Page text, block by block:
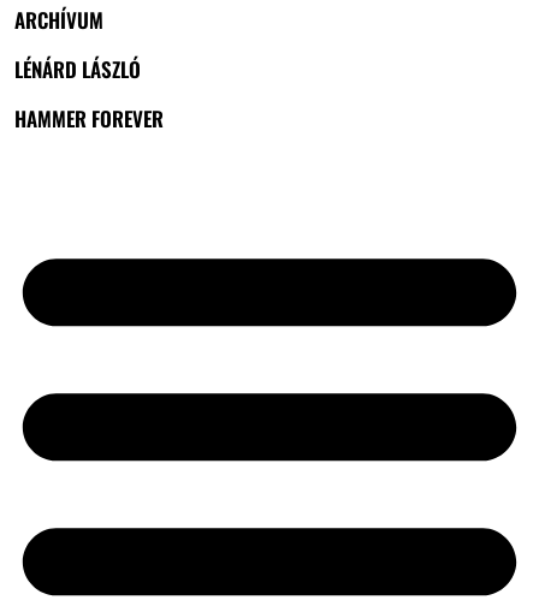
ARCHÍVUM
LÉNÁRD LÁSZLÓ
HAMMER FOREVER